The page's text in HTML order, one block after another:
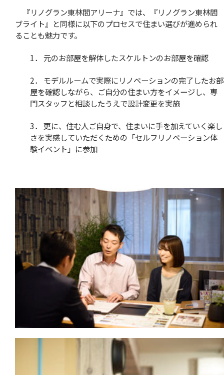
『リノグラン東林間アリーナ』では、『リノグラン東林間
ブライト』と同様に以下のプロセスで住まい選びが進められ
ることも魅力です。
1． 元のお部屋を解体したスケルトンのお部屋を確認
2． モデルルームで実際にリノベーションの完了したお部
屋を確認しながら、ご自分の住まい方をイメージし、専
門スタッフと相談したうえで設計変更を実施
3． 更に、住む人ご自身で、住まいに手を加えていく楽し
さを実感していただくための「セルフリノベーション体
験イベント」に参加